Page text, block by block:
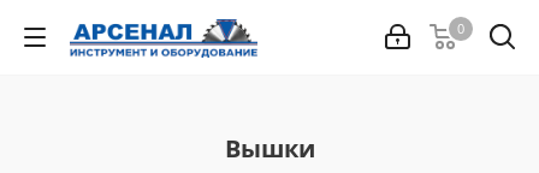
0
Вышки